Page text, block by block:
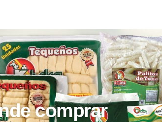
comprar